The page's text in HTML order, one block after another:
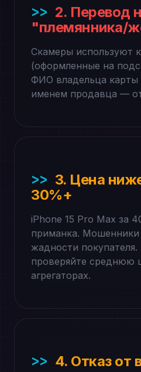
2. Перевод
"племянника/
Скамеры используют
(оформленные на
ФИО владельца карты
именем продавца —
3. Цена
30%+
iPhone 15 Pro Max за
приманка. Мошенники
жадности покупателя.
проверяйте среднюю
агрегаторах.
4. Отказ от